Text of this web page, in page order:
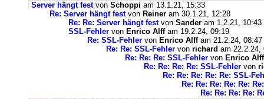
Server hängt festvon Schoppi am 13.1.21, 15:33
Re: Server hängt festvon Reiner am 30.1.21, 12:28
Re: Re: Server hängt festvon Sander am 1.2.21, 10:43
SSL-Fehler von Enrico Alffam 19.2.24, 09:19
Re: SSL-Fehler von Enrico Alffam 21.2.24, 08:47
Re: Re: SSL-Fehler von richard am 22.2.24,
Re: Re: Re: SSL-Fehler von Enrico Alff
Re: Re: Re: Re: SSL-Fehler von
Re: Re: Re: Re: Re: SSL-
Re: Re: Re: Re: Re:
Re: Re: Re: Re: